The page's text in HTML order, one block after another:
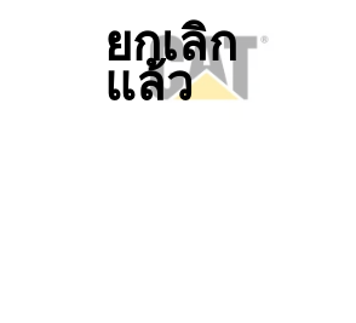
ยกเลิก
แล้ว